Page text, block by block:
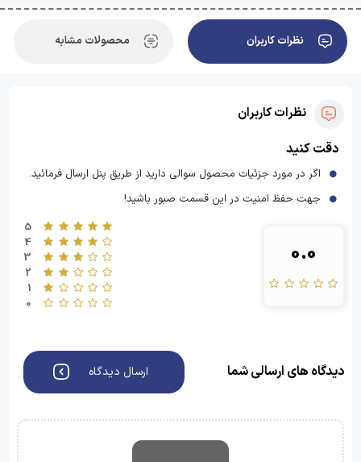
نظرات کاربران محصولات مشابه
نظرات کاربران
دقت کنید
اگر در مورد جزئیات محصول سوالی دارید از طریق پنل ارسال فرمائید.
جهت حفظ امنیت در این قسمت صبور باشید!
0.0
5
4
3
2
1
0
دیدگاه های ارسالی شما ارسال دیدگاه